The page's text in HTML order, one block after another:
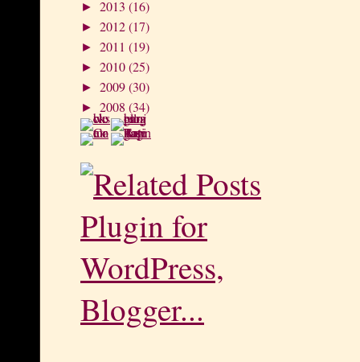
► 2013 (16)
► 2012(17)
► 2011 (19)
► 2010(25)
► 2009(30)
► 2008 (34)